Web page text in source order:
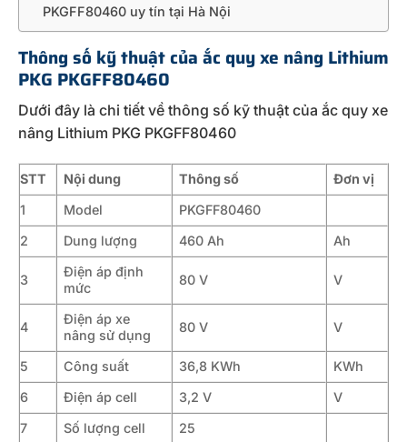
PKGFF80460 uy tín tại Hà Nội
Thông số kỹ thuật của ắc quy xe nâng Lithium
PKG PKGFF80460
Dưới đây là chi tiết về thông số kỹ thuật của ắc quy xe
nâng Lithium PKG PKGFF80460
STT Nội dung Thông số
Đơn vị
1
Model
PKGFF80460
2
Dung lượng 460 Ah Ah
3
Điện áp định
mức
80 V V
4
Điện áp xe
nâng sử dụng
80 V V
5 Công suất 36,8 KWh
KWh
6
Điện áp cell 3,2 V
V
7
Số lượng cell
25